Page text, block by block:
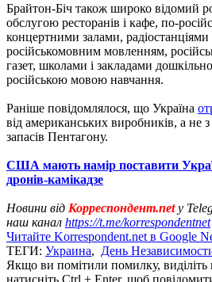
Брайтон-Біч також широко відомий
обслугою ресторанів і кафе, по-
концертними залами, радіостанціями
російськомовним мовленням,
газет, школами і закладами
російською мовою навчання.
Раніше повідомлялося, що Україна
від американських виробників, а не
запасів Пентагону.
США мають намір поставити
дронів-камікадзе
Новини від Корреспондент.netу
наш канал https://t.me/korrespondentnet
Читайте Korrespondent.net в Google
ТЕГИ: Украина, День
Якщо ви помітили помилку, виділіть
натисніть Ctrl + Enter, щоб